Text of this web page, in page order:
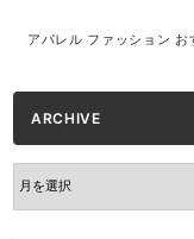
アパレル ファッション お
ARCHIVE
ARCHIVE